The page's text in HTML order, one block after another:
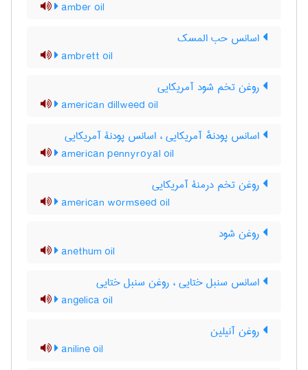
amber oil
اسانس حب المسک
ambrett oil
روغن تخم شود آمریکایی
american dillweed oil
اسانس پودنهٔ آمریکایی ، اسانس پودنۀ آمریکایی
american pennyroyal oil
روغن تخم درمنۀ آمریکایی
american wormseed oil
روغن شود
anethum oil
اسانس سنبل ختایی ، روغن سنبل ختایی
angelica oil
روغن آنیلین
aniline oil